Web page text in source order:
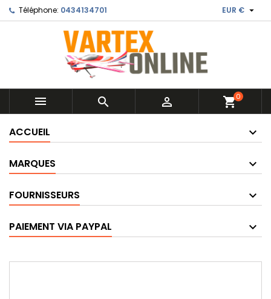
Téléphone: 0434134701 EUR € 
   shopping_cart0
ACCUEIL
MARQUES
FOURNISSEURS
PAIEMENT VIA PAYPAL